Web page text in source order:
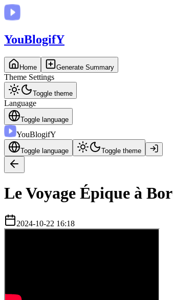
YouBlogifY
Home Generate Summary
Theme Settings
Toggle theme
Language
Toggle language
YouBlogifY
Toggle language Toggle theme
Le Voyage Épique à
2024-10-22 16:18